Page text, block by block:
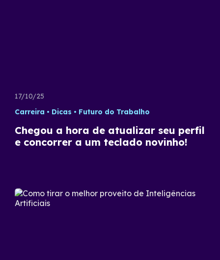
17/10/25
Carreira
Dicas Futuro do Trabalho
Chegou a hora de atualizar seu perfil
e concorrer a um teclado novinho!